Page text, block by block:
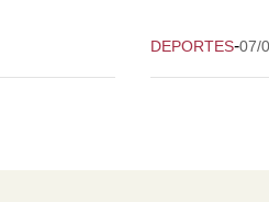
DEPORTES-07/